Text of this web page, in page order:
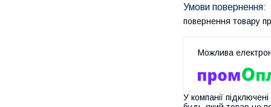
повернення товару
У компанії